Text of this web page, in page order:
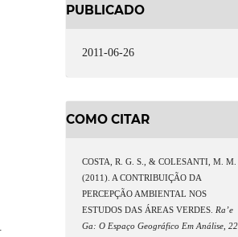
PUBLICADO
2011-06-26
COMO CITAR
COSTA, R. G. S., & COLESANTI, M. M.
(2011). A CONTRIBUIÇÃO DA
PERCEPÇÃO AMBIENTAL NOS
ESTUDOS DAS ÁREAS VERDES. Ra’e
Ga: O Espaço Geográfico Em Análise ,22